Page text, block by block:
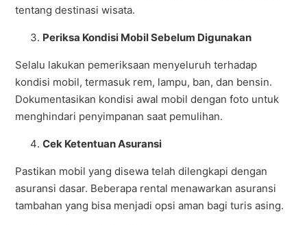
tentang destinasi wisata.
Periksa Kondisi Mobil Sebelum Digunakan
Selalu lakukan pemeriksaan menyeluruh terhadap
kondisi mobil, termasuk rem, lampu, ban, dan bensin.
Dokumentasikan kondisi awal mobil dengan foto untuk
menghindari penyimpanan saat pemulihan.
Cek Ketentuan Asuransi
Pastikan mobil yang disewa telah dilengkapi dengan
asuransi dasar. Beberapa rental menawarkan asuransi
tambahan yang bisa menjadi opsi aman bagi turis asing.